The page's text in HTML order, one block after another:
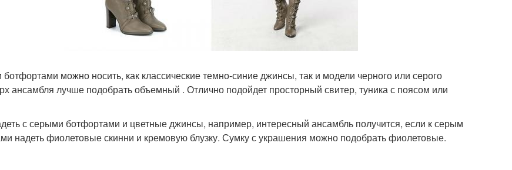
можно носить, как классические темно-синие джинсы, так и модели черного или серого
ансамбля лучше подобрать объемный . Отлично подойдет просторный свитер, туника с поясом или
с серыми ботфортами и цветные джинсы, например, интересный ансамбль получится, если к серым
надеть фиолетовые скинни и кремовую блузку. Сумку с украшения можно подобрать фиолетовые.